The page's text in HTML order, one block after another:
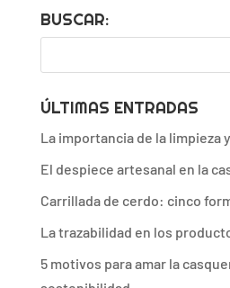
BUSCAR:
ÚLTIMAS ENTRADAS
La importancia de la limpieza
El despiece artesanal en la
Carrillada de cerdo: cinco
La trazabilidad en los
5 motivos para amar la